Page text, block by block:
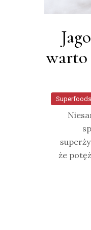
warto
Superfoods
że